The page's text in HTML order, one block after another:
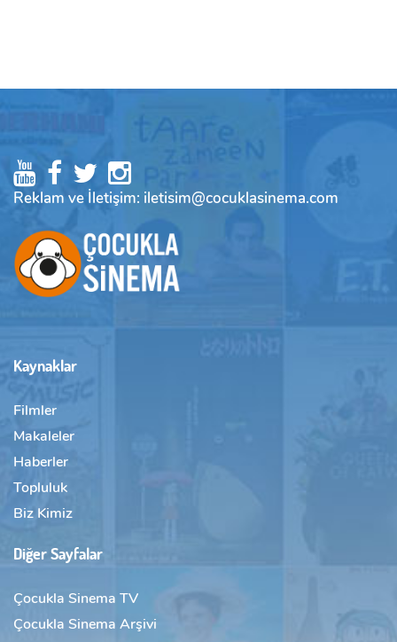
Reklam ve İletişim: iletisim@cocuklasinema.com
Kaynaklar
Filmler
Makaleler
Haberler
Topluluk
Biz Kimiz
Diğer Sayfalar
Çocukla Sinema TV
Çocukla Sinema Arşivi